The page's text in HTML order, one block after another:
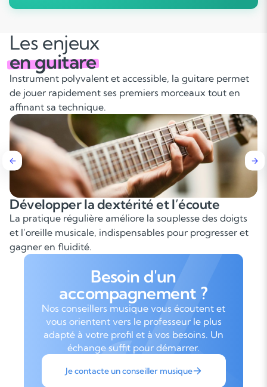
Les enjeux
en guitare
Instrument polyvalent et accessible, la guitare permet
de jouer rapidement ses premiers morceaux tout en
affinant sa technique.
Développer la dextérité et l’écoute
La pratique régulière améliore la souplesse des doigts
et l’oreille musicale, indispensables pour progresser et
gagner en fluidité.
Besoin d'un
accompagnement ?
Nos conseillers musique vous écoutent et
vous orientent vers le professeur le plus
adapté à votre profil et à vos besoins. Un
échange suffit pour démarrer.
Je contacte un conseiller musique